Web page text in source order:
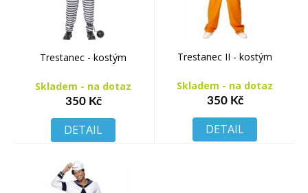
Trestanec - kostým
Skladem - na dotaz
350 Kč
DETAIL
Trestanec II - kostým
Skladem - na dotaz
350 Kč
DETAIL